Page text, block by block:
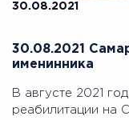
30.08.2021
30.08.2021
именинника
В августе 2021
реабилитации на